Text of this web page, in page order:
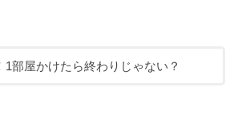
1部屋かけたら終わりじゃない？